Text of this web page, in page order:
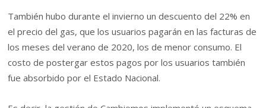
También hubo durante el invierno un descuento del 22% en
el precio del gas, que los usuarios pagarán en las facturas de
los meses del verano de 2020, los de menor consumo. El
costo de postergar estos pagos por los usuarios también
fue absorbido por el Estado Nacional.